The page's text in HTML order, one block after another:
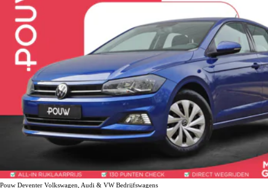
Pouw Deventer Volkswagen, Audi & VW Bedrijfswagens